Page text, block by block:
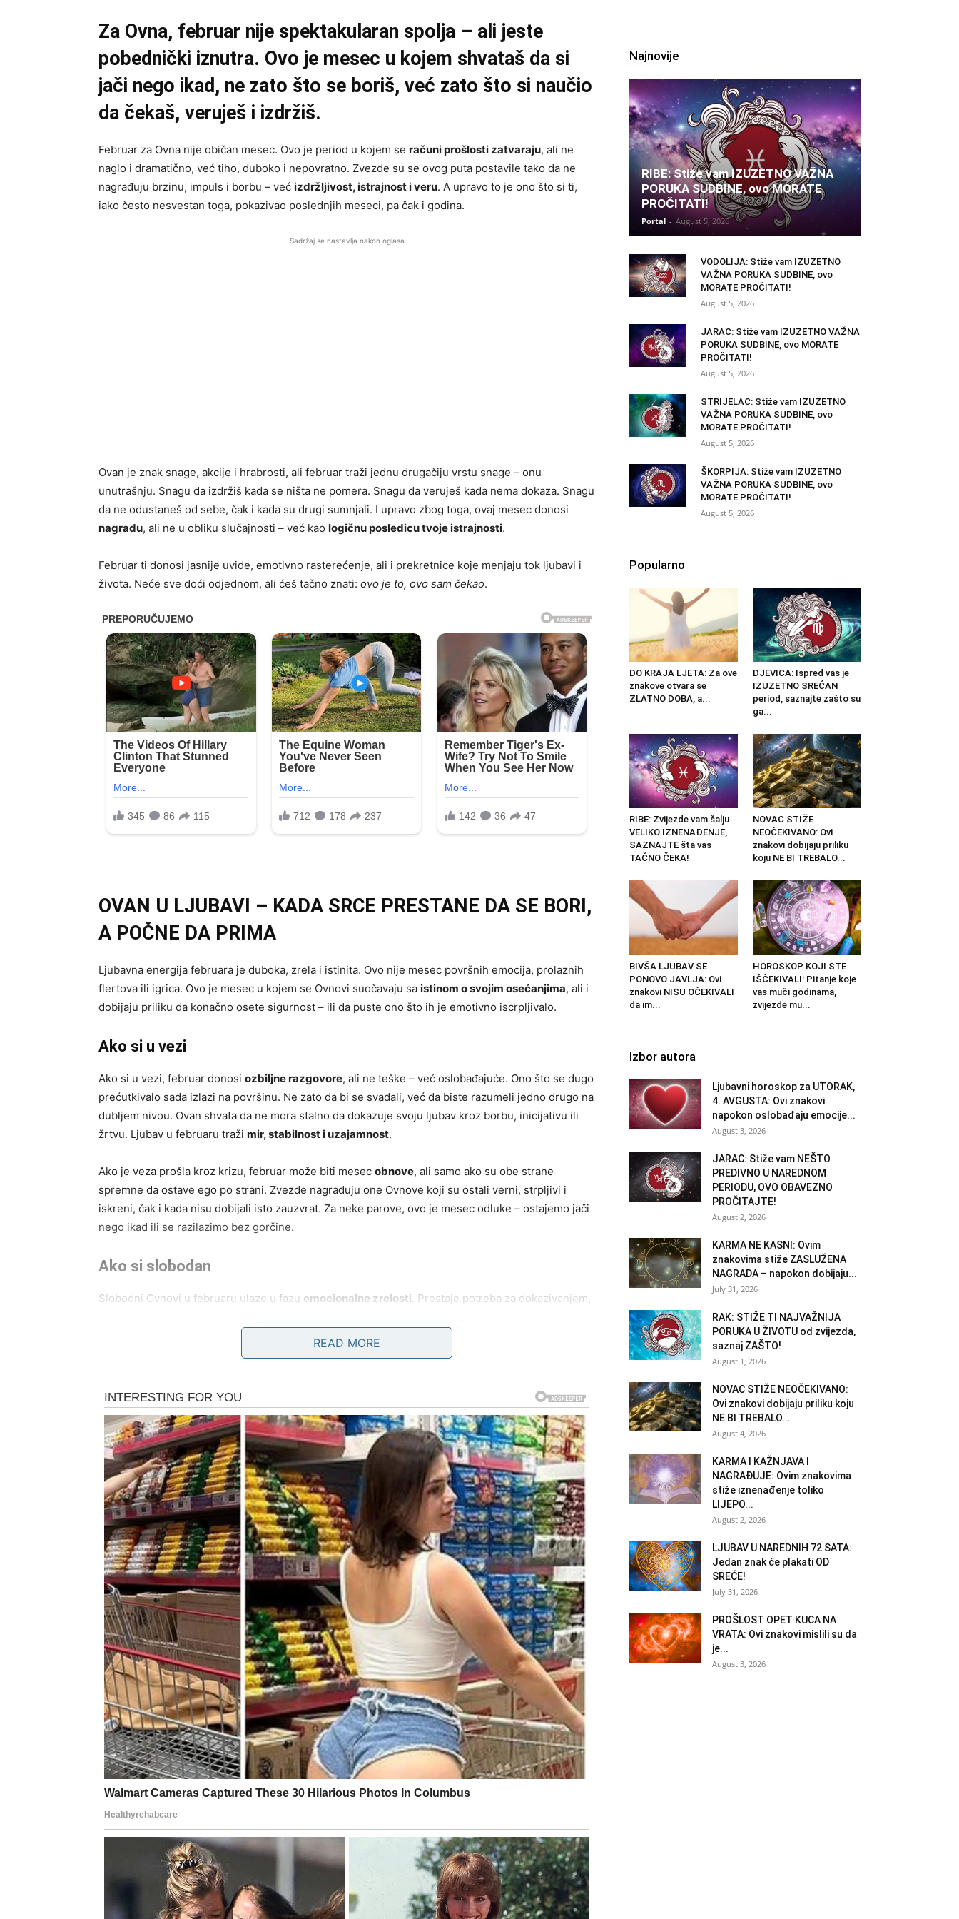
Za Ovna, februar nije spektakularan spolja – ali jeste
pobednički iznutra. Ovo je mesec u kojem shvataš da si
jači nego ikad, ne zato što se boriš, već zato što si naučio
da čekaš, veruješ i izdržiš.
Februar za Ovna nije običan mesec. Ovo je period u kojem se računi prošlosti zatvaraju, ali ne
naglo i dramatično, već tiho, duboko i nepovratno. Zvezde su se ovog puta postavile tako da ne
nagrađuju brzinu, impuls i borbu – već izdržljivost, istrajnost i veru. A upravo to je ono što si ti,
iako često nesvestan toga, pokazivao poslednjih meseci, pa čak i godina.
Sadržaj se nastavlja nakon oglasa
Ovan je znak snage, akcije i hrabrosti, ali februar traži jednu drugačiju vrstu snage – onu
unutrašnju. Snagu da izdržiš kada se ništa ne pomera. Snagu da veruješ kada nema dokaza. Snagu
da ne odustaneš od sebe, čak i kada su drugi sumnjali. I upravo zbog toga, ovaj mesec donosi
nagradu, ali ne u obliku slučajnosti – već kao logičnu posledicu tvoje istrajnosti.
Februar ti donosi jasnije uvide, emotivno rasterećenje, ali i prekretnice koje menjaju tok ljubavi i
života. Neće sve doći odjednom, ali ćeš tačno znati: ovo je to, ovo sam čekao.
OVAN U LJUBAVI – KADA SRCE PRESTANE DA SE BORI,
A POČNE DA PRIMA
Ljubavna energija februara je duboka, zrela i istinita. Ovo nije mesec površnih emocija, prolaznih
flertova ili igrica. Ovo je mesec u kojem se Ovnovi suočavaju sa istinom o svojim osećanjima, ali i
dobijaju priliku da konačno osete sigurnost – ili da puste ono što ih je emotivno iscrpljivalo.
Ako si u vezi
Ako si u vezi, februar donosi ozbiljne razgovore, ali ne teške – već oslobađajuće. Ono što se dugo
prećutkivalo sada izlazi na površinu. Ne zato da bi se svađali, već da biste razumeli jedno drugo na
dubljem nivou. Ovan shvata da ne mora stalno da dokazuje svoju ljubav kroz borbu, inicijativu ili
žrtvu. Ljubav u februaru traži mir, stabilnost i uzajamnost.
Ako je veza prošla kroz krizu, februar može biti mesec obnove, ali samo ako su obe strane
spremne da ostave ego po strani. Zvezde nagrađuju one Ovnovе koji su ostali verni, strpljivi i
iskreni, čak i kada nisu dobijali isto zauzvrat. Za neke parove, ovo je mesec odluke – ostajemo jači
nego ikad ili se razilazimo bez gorčine.
Ako si slobodan
Slobodni Ovnovi u februaru ulaze u fazu emocionalne zrelosti. Prestaje potreba za dokazivanjem,
ono što jesi. Ovo može biti nova osoba, ali isto tako može biti i neko iz prošlosti, neko ko se vraća
sa drugačijom energijom, zreliji, svesniji, spremniji.
Februar ti donosi mogućnost
, ali samo ako si spreman da pustiš stare
obrasce. Ako tražiš isto što si tražio ranije – dobićeš isto. Ako si se promenio – zvezde ti šalju
drugačiju priču.
ŽIVOT I LIČNI RAZVOJ – MESEC U KOJEM OVAN
SHVATA KOLIKO JE OJAČAO
Na životnom planu, februar je mesecunutrašnje potvrde
. Možda spolja nećeš odmah videti
dramatične promene, ali iznutra se dešava nešto mnogo važnije – shvataš da više nisi ista osoba
kao pre. Više ne reaguješ isto. Ne boli te isto. Ne moraš da se dokazuješ isto.
Ovo je mesec u kojem Ovnovi shvataju da supreživeli ono što su mislili da neće. I upravo zbog
toga dolazi osećaj smirenosti, čak i sigurnosti u neizvesnosti. Zvezde ti poručuju:sada znaš da
možeš.
Mnogi Ovnovi će tokom februara doneti važne odluke vezane za lični pravac života – da li ostati
tamo gde jesi ili krenuti dalje, da li nastaviti borbu ili promeniti pristup. Ključna reč ovog meseca
nije „odustajanje“, većmudrost.
POSAO, NOVAC I ODGOVORNOST – NAGRADA ZA ONE
KOJI SU IZDRŽALI
Na poslovnom i finansijskom planu, februar donosipostepeno poboljšanje, ali i testove strpljenja.
Ovo nije mesec naglih dobitaka, ali jeste mesec u kojem se
otvaraju vrata stabilnosti. Ovan koji je
radio, trudio se, ulagao energiju bez trenutne nagrade – sada počinje da vidi rezultate.
Mogući su:
READ MORE
Najnovije
RIBE: Stiže vam IZUZETNO VAŽNA
PORUKA SUDBINE, ovo MORATE
PROČITATI!
Portal - August 5, 2026
VODOLIJA: Stiže vam IZUZETNO
VAŽNA PORUKA SUDBINE, ovo
MORATE PROČITATI!
August 5, 2026
JARAC: Stiže vam IZUZETNO VAŽNA
PORUKA SUDBINE, ovo MORATE
PROČITATI!
August 5, 2026
STRIJELAC: Stiže vam IZUZETNO
VAŽNA PORUKA SUDBINE, ovo
MORATE PROČITATI!
August 5, 2026
ŠKORPIJA: Stiže vam IZUZETNO
VAŽNA PORUKA SUDBINE, ovo
MORATE PROČITATI!
August 5, 2026
Popularno
DO KRAJA LJETA: Za ove
znakove otvara se
ZLATNO DOBA, a...
DJEVICA: Ispred vas je
IZUZETNO SREĆAN
period, saznajte zašto su
ga...
RIBE: Zvijezde vam šalju
VELIKO IZNENAĐENJE,
SAZNAJTE šta vas
TAČNO ČEKA!
NOVAC STIŽE
NEOČEKIVANO: Ovi
znakovi dobijaju priliku
koju NE BI TREBALO...
BIVŠA LJUBAV SE
PONOVO JAVLJA: Ovi
znakovi NISU OČEKIVALI
da im...
HOROSKOP KOJI STE
IŠČEKIVALI: Pitanje koje
vas muči godinama,
zvijezde mu...
Izbor autora
Ljubavni horoskop za UTORAK,
4. AVGUSTA: Ovi znakovi
napokon oslobađaju emocije...
August 3, 2026
JARAC: Stiže vam NEŠTO
PREDIVNO U NAREDNOM
PERIODU, OVO OBAVEZNO
PROČITAJTE!
August 2, 2026
KARMA NE KASNI: Ovim
znakovima stiže ZASLUŽENA
NAGRADA – napokon dobijaju...
July 31, 2026
RAK: STIŽE TI NAJVAŽNIJA
PORUKA U ŽIVOTU od zvijezda,
saznaj ZAŠTO!
August 1, 2026
NOVAC STIŽE NEOČEKIVANO:
Ovi znakovi dobijaju priliku koju
NE BI TREBALO...
August 4, 2026
KARMA I KAŽNJAVA I
NAGRAĐUJE: Ovim znakovima
stiže iznenađenje toliko
LIJEPO...
August 2, 2026
LJUBAV U NAREDNIH 72 SATA:
Jedan znak će plakati OD
SREĆE!
July 31, 2026
PROŠLOST OPET KUCA NA
VRATA: Ovi znakovi mislili su da
je...
August 3, 2026